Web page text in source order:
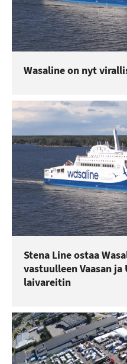
Wasaline on nyt
Stena Line ostaa
vastuulleen Vaasan
laivareitin